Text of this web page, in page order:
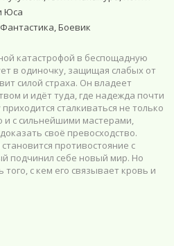
Юса
Боевик
катастрофой в беспощадную
в одиночку, защищая слабых от
силой страха. Он владеет
и идёт туда, где надежда почти
сталкиваться не только
и с сильнейшими мастерами,
своё превосходство.
противостояние с
подчинил себе новый мир. Но
с кем его связывает кровь и